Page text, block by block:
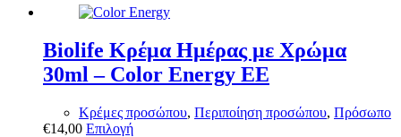
Biolife Κρέμα Ημέρας με Χρώμα
30ml – Color Energy EE
Κρέμες προσώπου, Περιποίηση προσώπου, Πρόσωπο
€14,00 ΕπιλογήΑυτό